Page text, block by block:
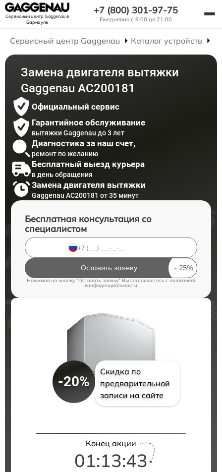
Сервисный центр Gaggenauв
Барнауле
+7 (800) 301-97-75
Ежедневно с 9:00 до 21:00
Сервисный центр Gaggenau Каталог устройств
Замена двигателя вытяжки
Gaggenau AC200181
Официальный сервис
Гарантийное обслуживание
вытяжки Gaggenau до 3 лет
Диагностика за наш счет,
ремонт по желанию
Бесплатный выезд курьера
в день обращения
Замена двигателя вытяжки
Gaggenau AC200181 от 35 минут
Бесплатная консультация со
специалистом
Оставить заявку
Нажимая на кнопку "Оставить заявку" Вы соглашаетесь c политикой
конфиденциальности
-20%
Скидка по
предварительной
записи на сайте
Конец акции
01:13:42